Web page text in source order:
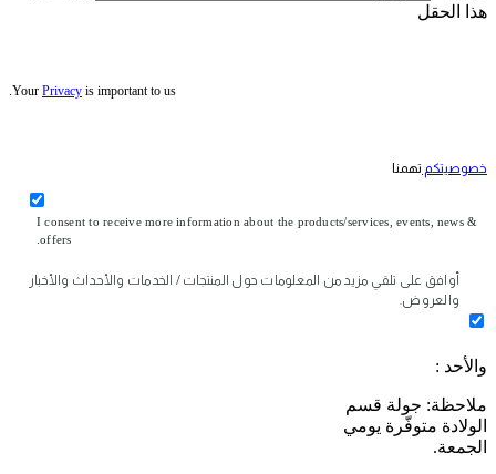
هذا الحقل
Your Privacy is important to us.
خصوصيتكم تهمنا
I consent to receive more information about the products/services, events, news &
offers.
أوافق على تلقي مزيد من المعلومات حول المنتجات / الخدمات والأحداث والأخبار
والعروض.
والأحد :
ملاحظة: جولة قسم
الولادة متوفّرة يومي
الجمعة.